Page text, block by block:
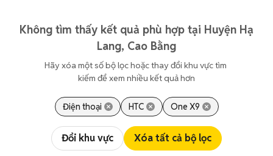
Không tìm thấy kết quả phù hợp tại Huyện Hạ
Lang, Cao Bằng
Hãy xóa một số bộ lọc hoặc thay đổi khu vực tìm
kiếm để xem nhiều kết quả hơn
Điện thoại HTC One X9
Đổi khu vực Xóa tất cả bộ lọc